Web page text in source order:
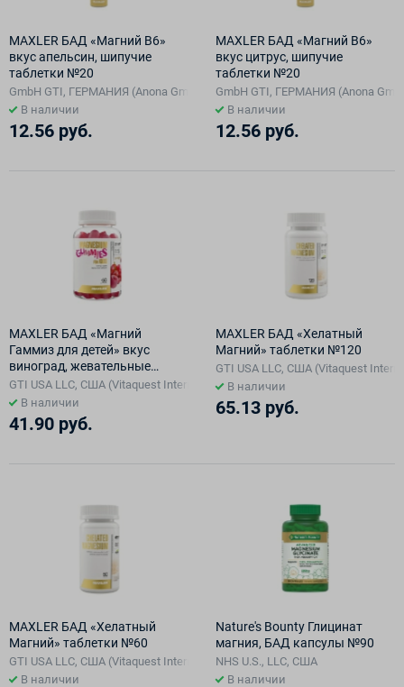
MAXLER БАД «Магний B6»
вкус апельсин, шипучие
таблетки №20
GmbH GTI, ГЕРМАНИЯ (Anona GmbH), Германия
В наличии
12.56 руб.
MAXLER БАД «Магний В6»
вкус цитрус, шипучие
таблетки №20
GmbH GTI, ГЕРМАНИЯ (Anona
В наличии
12.56 руб.
MAXLER БАД «Магний
Гаммиз для детей» вкус
виноград, жевательные
конфеты №60
GTI USA LLC, США (Vitaquest International LLC ), США
В наличии
41.90 руб.
MAXLER БАД «Хелатный
Магний» таблетки №120
GTI USA LLC, США (Vitaquest
В наличии
65.13 руб.
MAXLER БАД «Хелатный
Магний» таблетки №60
GTI USA LLC, США (Vitaquest International LLC ), США
В наличии
Nature's Bounty Глицинат
магния, БАД капсулы №90
NHS U.S., LLC, США
В наличии